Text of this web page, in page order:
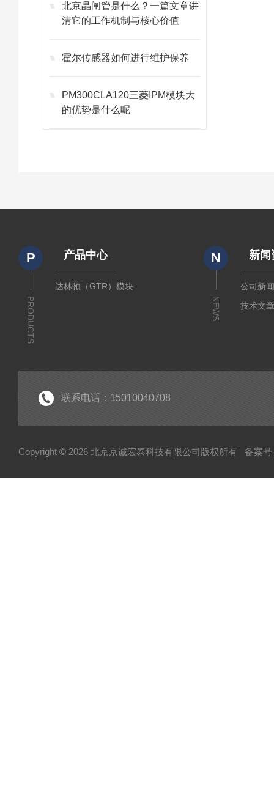
北京晶闸管是什么？一篇文章讲
清它的工作机制与核心价值
霍尔传感器如何进行维护保养
PM300CLA120三菱IPM模块大
的优势是什么呢
P
PRODUCTS
产品中心
达林顿（GTR）模块
N
NEWS
新闻
公司新
技术文
联系电话：15010040708
Copyright © 2026 北京京诚宏泰科技有限公司版权所有 备案号